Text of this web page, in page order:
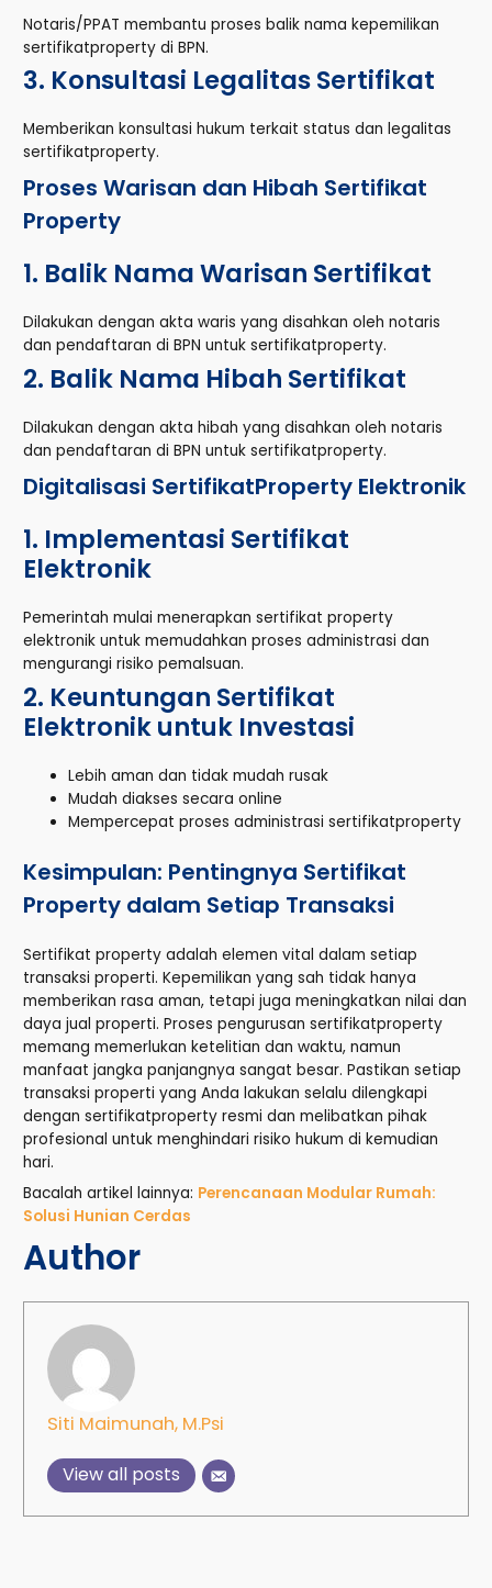
Notaris/PPAT membantu proses balik nama kepemilikan
sertifikatproperty di BPN.
3. Konsultasi Legalitas Sertifikat
Memberikan konsultasi hukum terkait status dan legalitas
sertifikatproperty.
Proses Warisan dan Hibah Sertifikat
Property
1. Balik Nama Warisan Sertifikat
Dilakukan dengan akta waris yang disahkan oleh notaris
dan pendaftaran di BPN untuk sertifikatproperty.
2. Balik Nama Hibah Sertifikat
Dilakukan dengan akta hibah yang disahkan oleh notaris
dan pendaftaran di BPN untuk sertifikatproperty.
Digitalisasi SertifikatProperty Elektronik
1. Implementasi Sertifikat
Elektronik
Pemerintah mulai menerapkan sertifikat property
elektronik untuk memudahkan proses administrasi dan
mengurangi risiko pemalsuan.
2. Keuntungan Sertifikat
Elektronik untuk Investasi
Lebih aman dan tidak mudah rusak
Mudah diakses secara online
Mempercepat proses administrasi sertifikatproperty
Kesimpulan: Pentingnya Sertifikat
Property dalam Setiap Transaksi
Sertifikat property adalah elemen vital dalam setiap
transaksi properti. Kepemilikan yang sah tidak hanya
memberikan rasa aman, tetapi juga meningkatkan nilai dan
daya jual properti. Proses pengurusan sertifikatproperty
memang memerlukan ketelitian dan waktu, namun
manfaat jangka panjangnya sangat besar. Pastikan setiap
transaksi properti yang Anda lakukan selalu dilengkapi
dengan sertifikatproperty resmi dan melibatkan pihak
profesional untuk menghindari risiko hukum di kemudian
hari.
Bacalah artikel lainnya: Perencanaan Modular Rumah:
Solusi Hunian Cerdas
Author
Siti Maimunah, M.Psi
View all posts